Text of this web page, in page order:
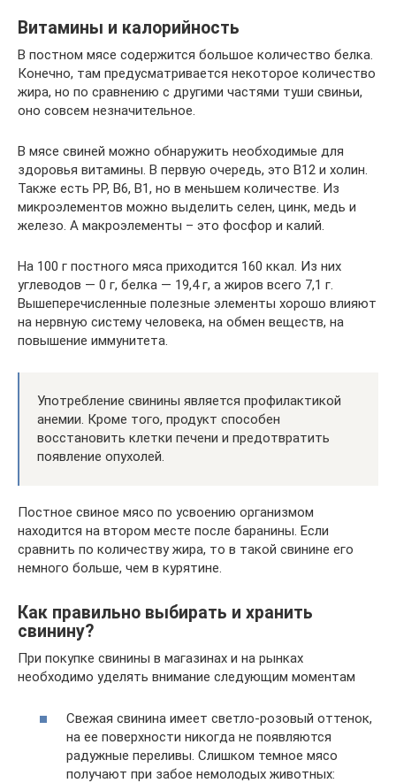
Витамины и калорийность
В постном мясе содержится большое количество белка.
Конечно, там предусматривается некоторое количество
жира, но по сравнению с другими частями туши свиньи,
оно совсем незначительное.
В мясе свиней можно обнаружить необходимые для
здоровья витамины. В первую очередь, это В12 и холин.
Также есть РР, В6, В1, но в меньшем количестве. Из
микроэлементов можно выделить селен, цинк, медь и
железо. А макроэлементы – это фосфор и калий.
На 100 г постного мяса приходится 160 ккал. Из них
углеводов — 0 г, белка — 19,4 г, а жиров всего 7,1 г.
Вышеперечисленные полезные элементы хорошо влияют
на нервную систему человека, на обмен веществ, на
повышение иммунитета.
Употребление свинины является профилактикой
анемии. Кроме того, продукт способен
восстановить клетки печени и предотвратить
появление опухолей.
Постное свиное мясо по усвоению организмом
находится на втором месте после баранины. Если
сравнить по количеству жира, то в такой свинине его
немного больше, чем в курятине.
Как правильно выбирать и хранить
свинину?
При покупке свинины в магазинах и на рынках
необходимо уделять внимание следующим моментам
Свежая свинина имеет светло-розовый оттенок,
на ее поверхности никогда не появляются
радужные переливы. Слишком темное мясо
получают при забое немолодых животных: